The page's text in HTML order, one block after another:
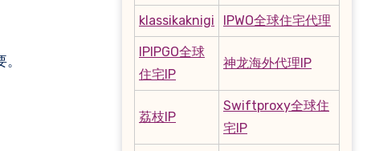
klassikaknigi IPWO全球住宅代理
IPIPGO全球
住宅IP
神龙海外代理IP
荔枝IP
Swiftproxy全球住
宅IP